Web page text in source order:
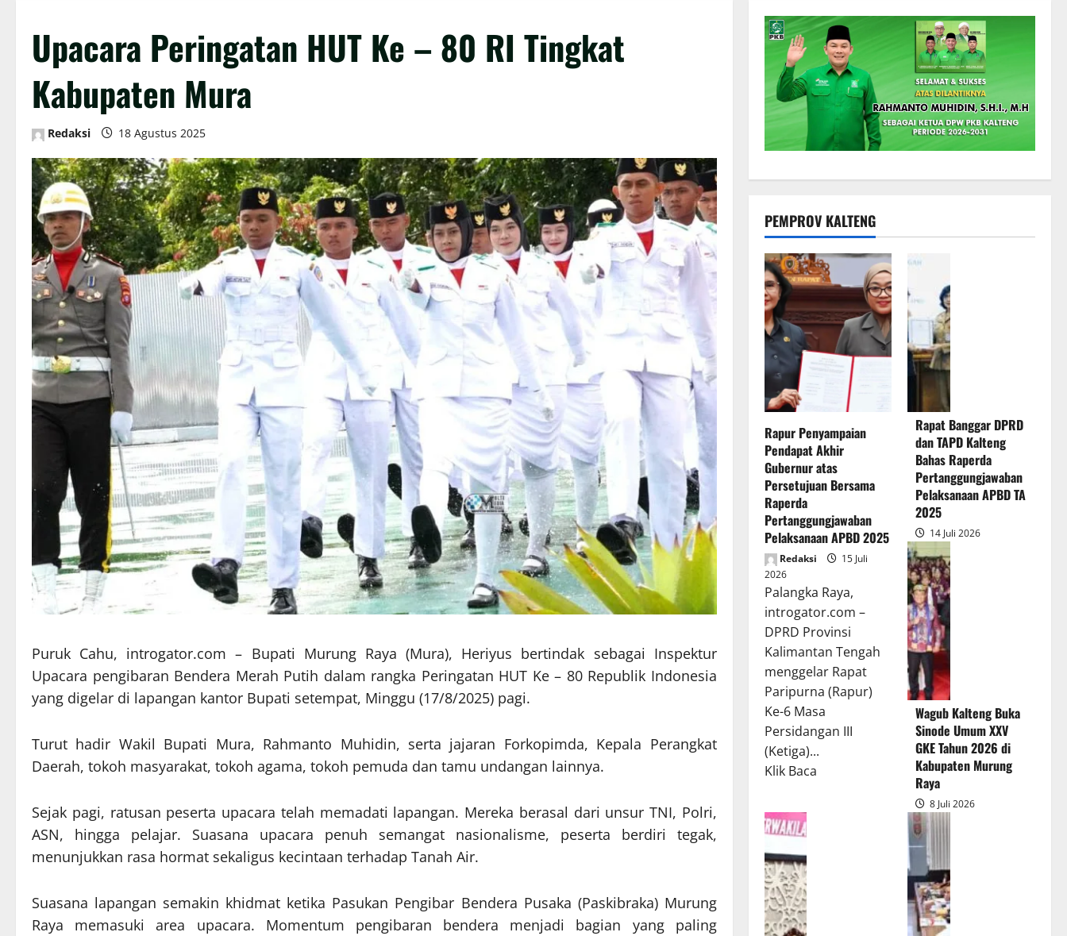
Upacara Peringatan HUT Ke – 80 RI Tingkat
Kabupaten Mura
Redaksi 18 Agustus 2025
Puruk Cahu, introgator.com – Bupati Murung Raya (Mura), Heriyus bertindak sebagai Inspektur
Upacara pengibaran Bendera Merah Putih dalam rangka Peringatan HUT Ke – 80 Republik Indonesia
yang digelar di lapangan kantor Bupati setempat, Minggu (17/8/2025) pagi.
Turut hadir Wakil Bupati Mura, Rahmanto Muhidin, serta jajaran Forkopimda, Kepala Perangkat
Daerah, tokoh masyarakat, tokoh agama, tokoh pemuda dan tamu undangan lainnya.
Sejak pagi, ratusan peserta upacara telah memadati lapangan. Mereka berasal dari unsur TNI, Polri,
ASN, hingga pelajar. Suasana upacara penuh semangat nasionalisme, peserta berdiri tegak,
menunjukkan rasa hormat sekaligus kecintaan terhadap Tanah Air.
Suasana lapangan semakin khidmat ketika Pasukan Pengibar Bendera Pusaka (Paskibraka) Murung
Raya memasuki area upacara. Momentum pengibaran bendera menjadi bagian yang paling
PEMPROV KALTENG
Rapur Penyampaian
Pendapat Akhir
Gubernur atas
Persetujuan Bersama
Raperda
Pertanggungjawaban
Pelaksanaan APBD 2025
Redaksi
15 Juli
2026
Palangka Raya,
introgator.com –
DPRD Provinsi
Kalimantan Tengah
menggelar Rapat
Paripurna (Rapur)
Ke-6 Masa
Persidangan III
(Ketiga)...
Klik BacaRead
Rapat Banggar DPRD
dan TAPD Kalteng
Bahas Raperda
Pertanggungjawaban
Pelaksanaan APBD TA
2025
14 Juli 2026
Wagub Kalteng Buka
Sinode Umum XXV
GKE Tahun 2026 di
Kabupaten Murung
Raya
8 Juli 2026